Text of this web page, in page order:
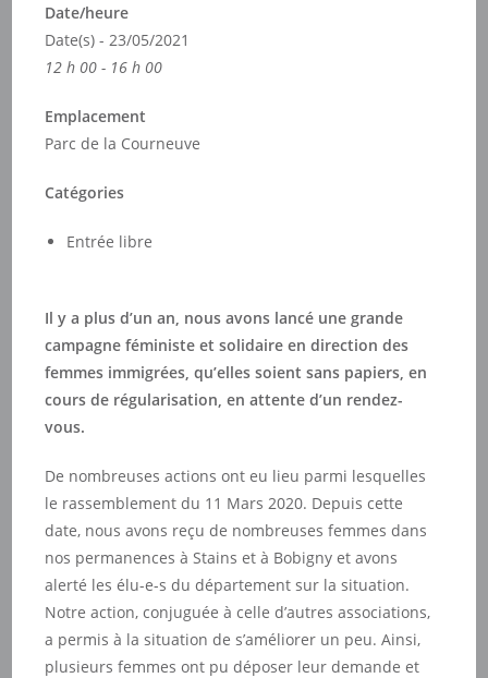
Date/heure
Date(s) - 23/05/2021
12 h 00 - 16 h 00
Emplacement
Parc de la Courneuve
Catégories
Entrée libre
Il y a plus d’un an, nous avons lancé une grande
campagne féministe et solidaire en direction des
femmes immigrées, qu’elles soient sans papiers, en
cours de régularisation, en attente d’un rendez-
vous.
De nombreuses actions ont eu lieu parmi lesquelles
le rassemblement du 11 Mars 2020. Depuis cette
date, nous avons reçu de nombreuses femmes dans
nos permanences à Stains et à Bobigny et avons
alerté les élu-e-s du département sur la situation.
Notre action, conjuguée à celle d’autres associations,
a permis à la situation de s’améliorer un peu. Ainsi,
plusieurs femmes ont pu déposer leur demande et